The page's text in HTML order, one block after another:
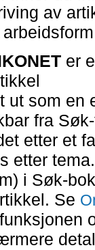
av
er
ut som en
fra
etter et
etter
i Søk-
Se